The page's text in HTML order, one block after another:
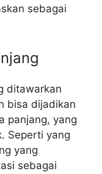
sebagai
ditawarkan
bisa dijadikan
panjang, yang
Seperti yang
yang
sebagai